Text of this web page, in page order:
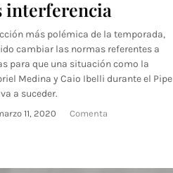
interferencia
más polémica de la temporada,
cambiar las normas referentes a
para que una situación como la
Medina y Caio Ibelli durante el Pipe
a suceder.
11, 2020 Comenta